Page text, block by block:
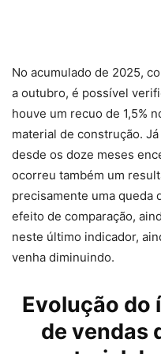
No acumulado de 2025,
a outubro, é possível
houve um recuo de 1,5%
material de construção.
desde os doze meses
ocorreu também um
precisamente uma queda
efeito de comparação,
neste último indicador,
venha diminuindo.
Evolução do
de vendas